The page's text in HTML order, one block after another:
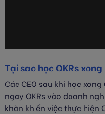
Tại sao học OKRs xong
Các CEO sau khi học
ngay OKRs vào doanh
khăn khiến việc thực hiện